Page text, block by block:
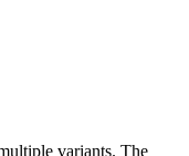
variants. The